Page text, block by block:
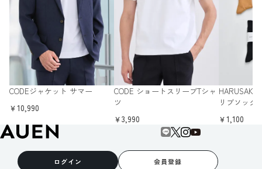
CODEジャケット サマー
￥10,990
CODE ショートスリーブTシャ
ツ
￥3,990
リブソック
￥1,100
ログイン 会員登録